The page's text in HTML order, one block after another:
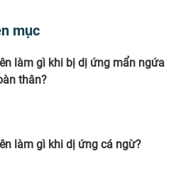
mục
làm gì khi bị dị ứng mẩn ngứa
thân?
làm gì khi dị ứng cá ngừ?